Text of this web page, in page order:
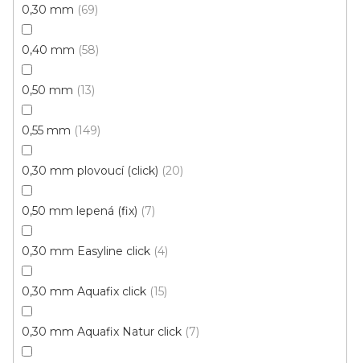
0,30 mm 69
0,40 mm 58
0,50 mm 13
0,55 mm 149
0,30 mm plovoucí (click) 20
0,50 mm lepená (fix) 7
0,30 mm Easyline click 4
0,30 mm Aquafix click 15
0,30 mm Aquafix Natur click 7
Clic 30V (plovoucí)
Akce